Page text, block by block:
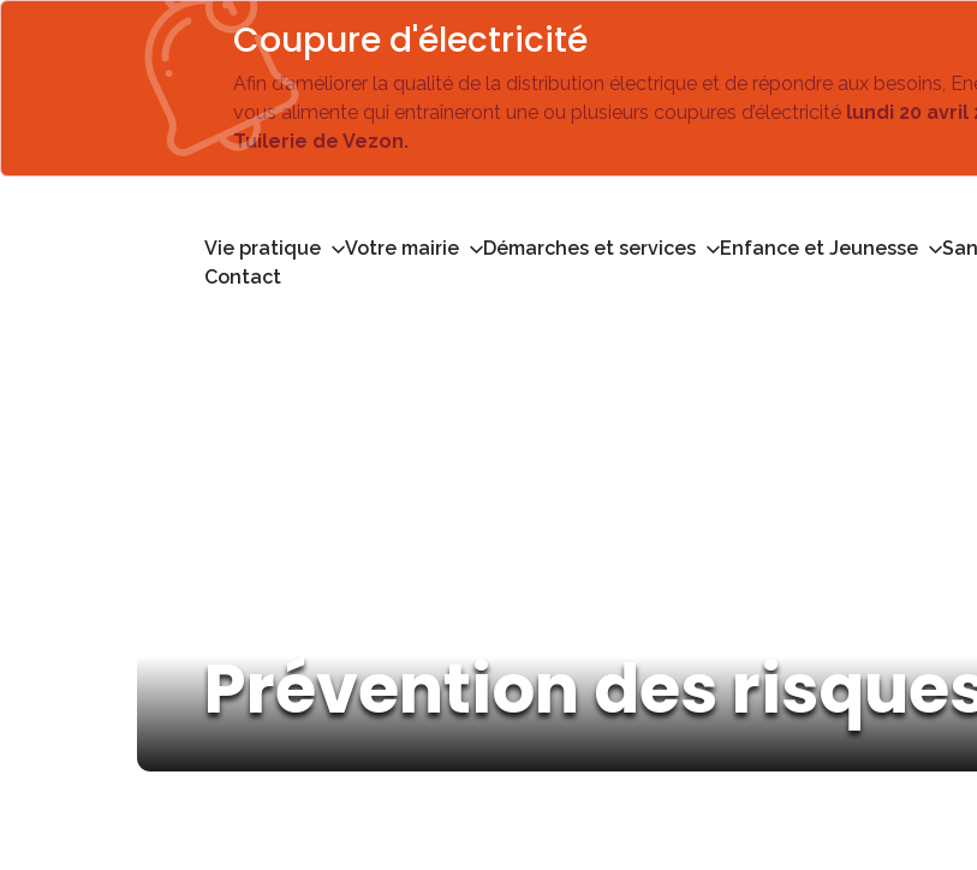
Coupure d'électricité
Afin d’améliorer la qualité de la distribution électrique et de répondre aux besoins,
vous alimente qui entraîneront une ou plusieurs coupures d’électricité lundi 20 avril
Tuilerie de Vezon.
Vie pratique Votre mairie Démarches et services Enfance et Jeunesse
Contact
Prévention des